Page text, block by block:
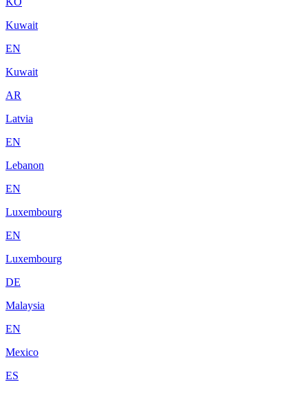
Kuwait
EN
Kuwait
AR
Latvia
EN
Lebanon
EN
Luxembourg
EN
Luxembourg
DE
Malaysia
EN
Mexico
ES